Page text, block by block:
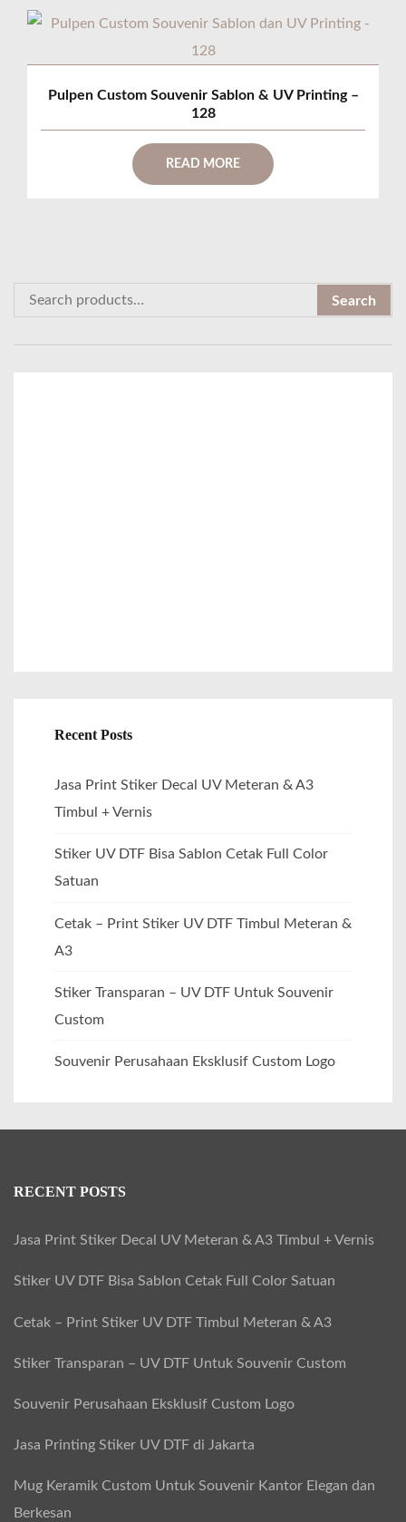
Pulpen Custom Souvenir Sablon & UV Printing –
128
READ MORE
a
Search
Recent Posts
Jasa Print Stiker Decal UV Meteran & A3
Timbul + Vernis
Stiker UV DTF Bisa Sablon Cetak Full Color
Satuan
Cetak – Print Stiker UV DTF Timbul Meteran &
A3
Stiker Transparan – UV DTF Untuk Souvenir
Custom
Souvenir Perusahaan Eksklusif Custom Logo
RECENT POSTS
Jasa Print Stiker Decal UV Meteran & A3 Timbul + Vernis
Stiker UV DTF Bisa Sablon Cetak Full Color Satuan
Cetak – Print Stiker UV DTF Timbul Meteran & A3
Stiker Transparan – UV DTF Untuk Souvenir Custom
Souvenir Perusahaan Eksklusif Custom Logo
Jasa Printing Stiker UV DTF di Jakarta
Mug Keramik Custom Untuk Souvenir Kantor Elegan dan
Berkesan